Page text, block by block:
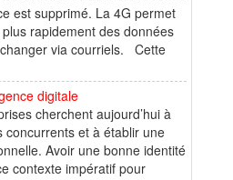
est supprimé. La 4G permet
rapidement des données
via courriels. Cette
digitale
cherchent aujourd’hui à
concurrents et à établir une
Avoir une bonne identité
contexte impératif pour